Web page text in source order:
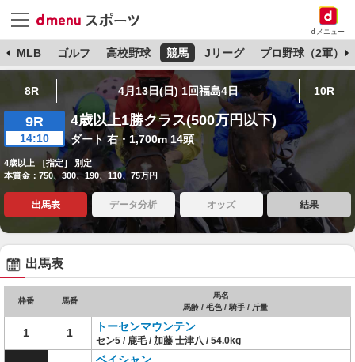
dメニュー
MLB ゴルフ 高校野球 競馬 Jリーグ プロ野球（2軍）
8R 4月13日(日) 1回福島4日 10R
9R
14:10
4歳以上1勝クラス(500万円以下)
ダート 右・1,700m 14頭
4歳以上 ［指定］ 別定
本賞金：750、300、190、110、75万円
出馬表 データ分析 オッズ 結果
出馬表
枠番 馬番
馬名
馬齢 / 毛色 / 騎手 / 斤量
1 1 トーセンマウンテン
セン5 / 鹿毛 / 加藤 士津八 / 54.0kg